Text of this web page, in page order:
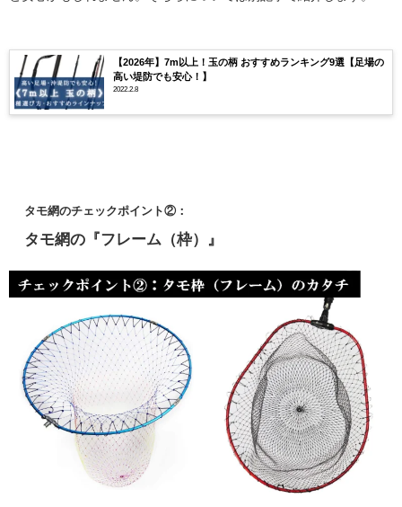
【2026年】7m以上！玉の柄 おすすめランキング9選【足場の
高い堤防でも安心！】
2022.2.8
タモ網のチェックポイント②：
タモ網の『フレーム（枠）』